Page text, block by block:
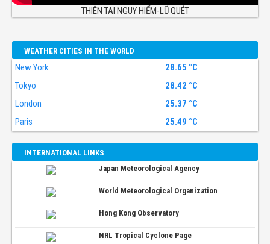
THIÊN TAI NGUY HIỂM-LŨ QUÉT
WEATHER CITIES IN THE WORLD
New York
28.65 °C
Tokyo
28.42 °C
London
25.37 °C
Paris
25.49 °C
INTERNATIONAL LINKS
Japan Meteorological Agency
World Meteorological Organization
Hong Kong Observatory
NRL Tropical Cyclone Page